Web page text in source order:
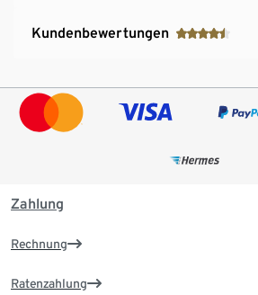
Kundenbewertungen
Zahlung
Rechnung
Ratenzahlung